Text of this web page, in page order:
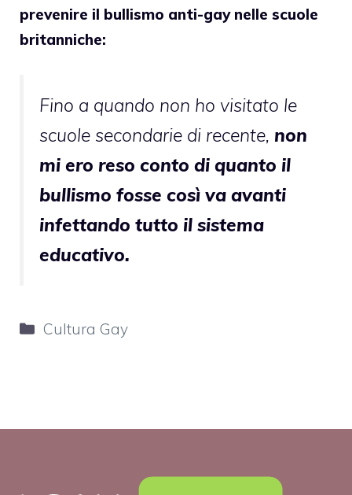
prevenire il bullismo anti-gay nelle scuole
britanniche:
Fino a quando non ho visitato le
scuole secondarie di recente, non
mi ero reso conto di quanto il
bullismo fosse così va avanti
infettando tutto il sistema
educativo.
Categorie
Cultura Gay